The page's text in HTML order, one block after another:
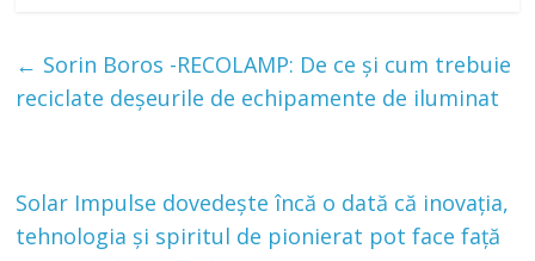
← Sorin Boros -RECOLAMP: De ce și cum trebuie
reciclate deșeurile de echipamente de iluminat
Solar Impulse dovedește încă o dată că inovația,
tehnologia și spiritul de pionierat pot face față